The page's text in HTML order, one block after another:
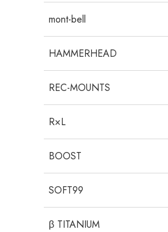
mont-bell
HAMMERHEAD
REC-MOUNTS
R×L
BOOST
SOFT99
β TITANIUM